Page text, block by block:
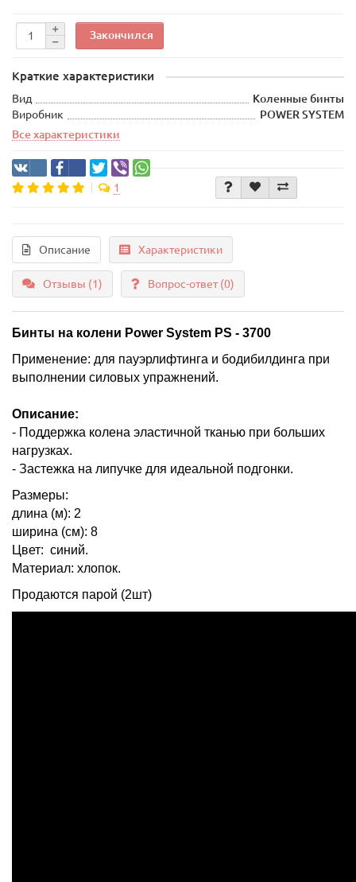
Закончился
Краткие характеристики
Вид
Коленные бинты
Виробник
POWER SYSTEM
Все характеристики
1
Описание Характеристики
Отзывы (1) Вопрос-ответ(0)
Бинты на колени Power System PS - 3700
Применение: для пауэрлифтинга и бодибилдинга при
выполнении силовых упражнений.
Описание:
- Поддержка колена эластичной тканью при больших
нагрузках.
- Застежка на липучке для идеальной подгонки.
Размеры:
длина (м): 2
ширина (см): 8
Цвет: синий.
Материал: хлопок.
Продаются парой (2шт)